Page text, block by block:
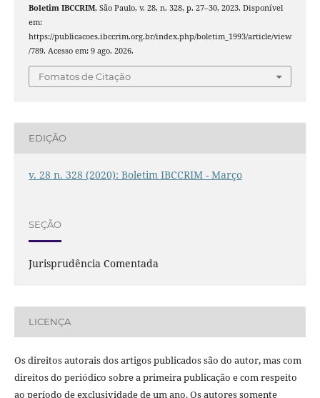
Boletim IBCCRIM, São Paulo, v. 28, n. 328, p. 27–30, 2023. Disponível
em:
https://publicacoes.ibccrim.org.br/index.php/boletim_1993/article/view
/789. Acesso em: 9 ago. 2026.
Fomatos de Citação
EDIÇÃO
v. 28 n. 328 (2020): Boletim IBCCRIM - Março
SEÇÃO
Jurisprudência Comentada
LICENÇA
Os direitos autorais dos artigos publicados são do autor, mas com
direitos do periódico sobre a primeira publicação e com respeito
ao período de exclusividade de um ano. Os autores somente